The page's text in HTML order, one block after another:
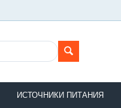
ИСТОЧНИКИ ПИТАНИЯ